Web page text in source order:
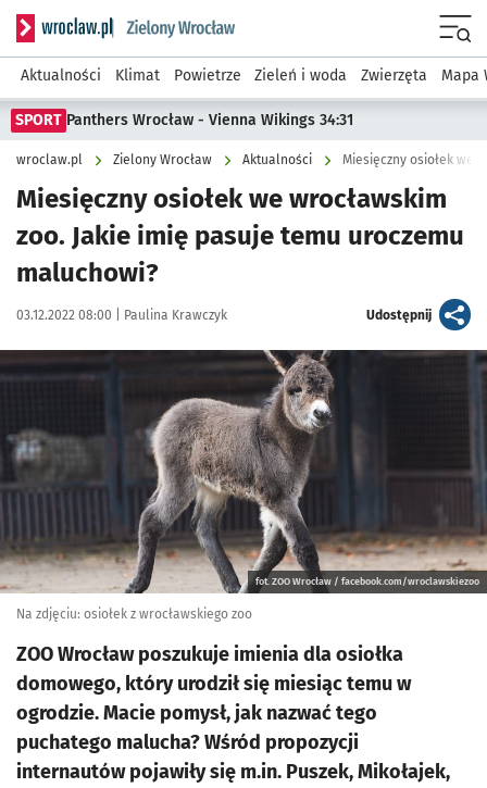
Serwis informacyjny wroclaw.pl podserwis: Środowisko we
Aktualności Klimat Powietrze Zieleń i woda Zwierzęta Mapa
SPORT Panthers Wrocław - Vienna Wikings 34:31
wroclaw.pl Zielony Wrocław Aktualności
Miesięczny osiołek we wrocławskim
zoo. Jakie imię pasuje temu uroczemu
maluchowi?
Data publikacji:
03.12.2022 08:00 | Autor:
Paulina Krawczyk Udostępnijartykuł
Kliknij, aby powiększyć
fot. ZOO Wrocław / facebook.com/wroclawskiezoo
Na zdjęciu: osiołek z wrocławskiego zoo
ZOO Wrocław poszukuje imienia dla osiołka
domowego, który urodził się miesiąc temu w
ogrodzie. Macie pomysł, jak nazwać tego
puchatego malucha? Wśród propozycji
internautów pojawiły się m.in. Puszek, Mikołajek,